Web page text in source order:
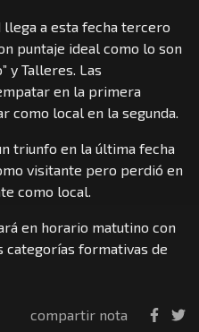
llega a esta fecha tercero
puntaje ideal como lo son
y Talleres. Las
en la primera
como local en la segunda.
triunfo en la última fecha
visitante pero perdió en
como local.
en horario matutino con
formativas de
compartir nota